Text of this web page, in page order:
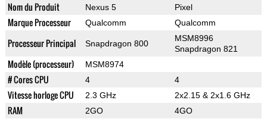
Nom du Produit Nexus 5 Pixel
Marque Processeur Qualcomm Qualcomm
Processeur Principal Snapdragon 800
MSM8996
Snapdragon 821
Modèle (processeur) MSM8974
# Cores CPU 4 4
Vitesse horloge CPU 2.3 GHz 2x2.15 & 2x1.6 GHz
RAM 2GO 4GO